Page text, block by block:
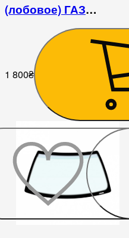
(лобовое) ГАЗ
2410/3102/3110/31105
1 800₴